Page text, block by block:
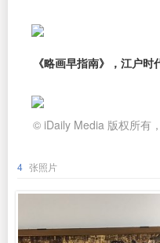
《略画早指南》，江户时
© iDaily Media 版权所有
4 张照片